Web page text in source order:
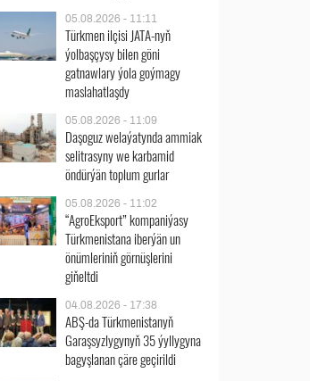
05.08.2026 - 11:11
Türkmen ilçisi JATA-nyň
ýolbaşçysy bilen göni
gatnawlary ýola goýmagy
maslahatlaşdy
05.08.2026 - 11:09
Daşoguz welaýatynda ammiak
selitrasyny we karbamid
öndürýän toplum gurlar
05.08.2026 - 11:02
“AgroEksport” kompaniýasy
Türkmenistana iberýän un
önümleriniň görnüşlerini
giňeltdi
04.08.2026 - 17:38
ABŞ-da Türkmenistanyň
Garaşsyzlygynyň 35 ýyllygyna
bagyşlanan çäre geçirildi